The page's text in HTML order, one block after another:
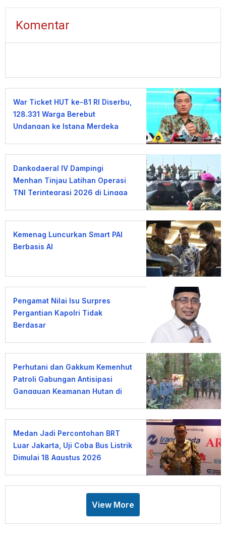
Komentar
War Ticket HUT ke-81 RI Diserbu,
128.331 Warga Berebut
Undangan ke Istana Merdeka
Dankodaeral IV Dampingi
Menhan Tinjau Latihan Operasi
TNI Terintegrasi 2026 di Lingga
Kemenag Luncurkan Smart PAI
Berbasis AI
Pengamat Nilai Isu Surpres
Pergantian Kapolri Tidak
Berdasar
Perhutani dan Gakkum Kemenhut
Patroli Gabungan Antisipasi
Gangguan Keamanan Hutan di
Medan Jadi Percontohan BRT
Luar Jakarta, Uji Coba Bus Listrik
Dimulai 18 Agustus 2026
View More